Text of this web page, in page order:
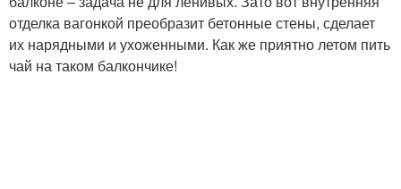
отделка вагонкой преобразит бетонные стены, сделает
их нарядными и ухоженными. Как же приятно летом пить
чай на таком балкончике!